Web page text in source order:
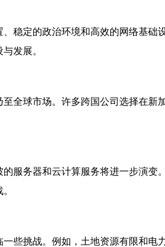
稳定的政治环境和高效的网络基
发展。
全球市场。许多跨国公司选择在
服务器和云计算服务将进一步演
些挑战。例如，土地资源有限和